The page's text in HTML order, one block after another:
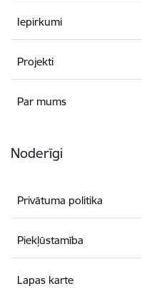
Iepirkumi
Projekti
Par mums
Noderīgi
Privātuma politika
Piekļūstamība
Lapas karte